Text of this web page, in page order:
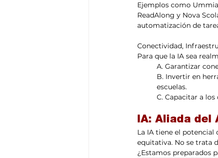
Ejemplos como
ReadAlong y Nova
automatización de
Conectividad,
Para que la IA sea
A. Garantizar
B. Invertir en
escuelas.
C. Capacitar a
IA: Aliada del
La IA tiene el
equitativa. No se trata
¿Estamos preparados